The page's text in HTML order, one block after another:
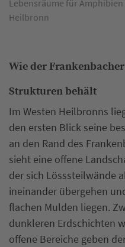
Lebensräume für
Heilbronn
Wie der
Strukturen behält
Im Westen Heilbronns
den ersten Blick seine
an den Rand des
sieht eine offene
der sich Lösssteilwände
ineinander übergehen
flachen Mulden liegen.
dunkleren Erdschichten
offene Bereiche geben